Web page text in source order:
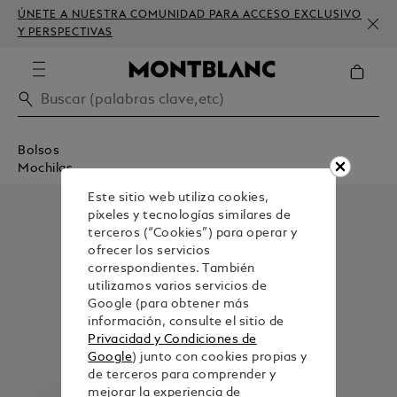
ÚNETE A NUESTRA COMUNIDAD PARA ACCESO EXCLUSIVO
Y PERSPECTIVAS
Bolsos
Mochilas
Este sitio web utiliza cookies,
píxeles y tecnologías similares de
terceros (“Cookies”) para operar y
ofrecer los servicios
correspondientes. También
utilizamos varios servicios de
Google (para obtener más
información, consulte el sitio de
Privacidad y Condiciones de
Google) junto con cookies propias y
de terceros para comprender y
mejorar la experiencia de